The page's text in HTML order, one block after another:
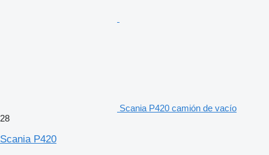
Scania P420 camión de vacío
28
Scania P420